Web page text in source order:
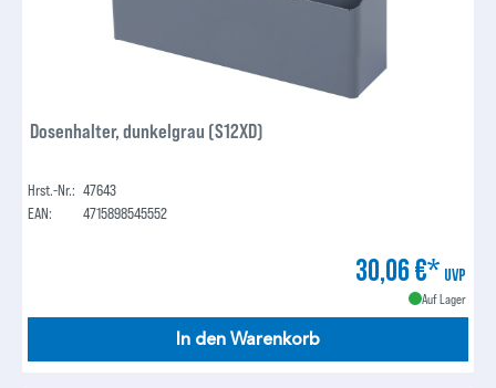
Dosenhalter, dunkelgrau (S12XD)
Hrst.-Nr.: 47643
EAN:
4715898545552
30,06 €* UVP
Auf Lager
In den Warenkorb